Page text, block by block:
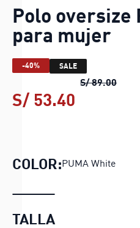
Polo oversize
para mujer
-40% SALE
S/ 89.00Polo
S/ 53.40
COLOR:PUMA White
TALLA